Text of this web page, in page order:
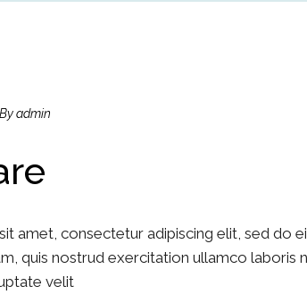
Byadmin
amet, consectetur adipiscing elit, sed do
quis nostrud exercitation ullamco
velit